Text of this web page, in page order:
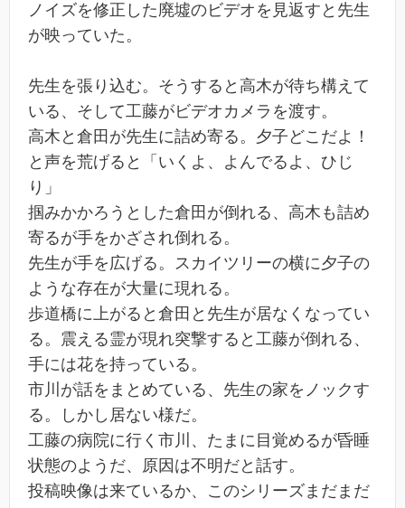
ノイズを修正した廃墟のビデオを見返すと先生
が映っていた。
先生を張り込む。そうすると高木が待ち構えて
いる、そして工藤がビデオカメラを渡す。
高木と倉田が先生に詰め寄る。夕子どこだよ！
と声を荒げると「いくよ、よんでるよ、ひじ
り」
掴みかかろうとした倉田が倒れる、高木も詰め
寄るが手をかざされ倒れる。
先生が手を広げる。スカイツリーの横に夕子の
ような存在が大量に現れる。
歩道橋に上がると倉田と先生が居なくなってい
る。震える霊が現れ突撃すると工藤が倒れる、
手には花を持っている。
市川が話をまとめている、先生の家をノックす
る。しかし居ない様だ。
工藤の病院に行く市川、たまに目覚めるが昏睡
状態のようだ、原因は不明だと話す。
投稿映像は来ているか、このシリーズまだまだ